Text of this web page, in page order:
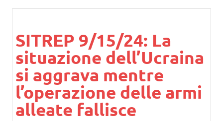
SITREP 9/15/24: La
situazione dell’Ucraina
si aggrava mentre
l’operazione delle armi
alleate fallisce